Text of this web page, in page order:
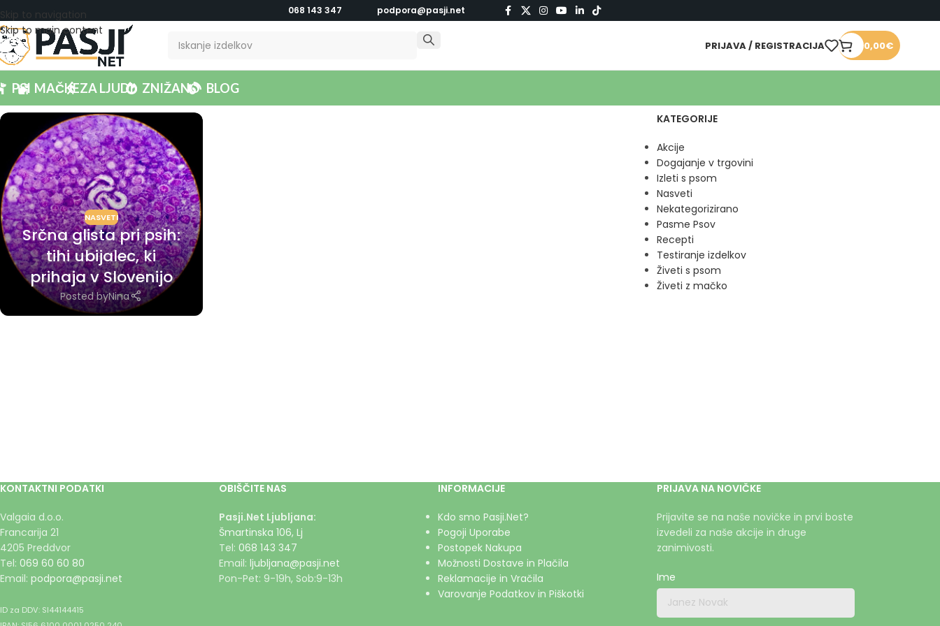
Skip to navigation
Skip to main content
068 143 347 podpora@pasji.net
PRIJAVA / REGISTRACIJA 0,00€
PSI MAČKEZA LJUDI ZNIŽANO BLOG
NASVETI
Srčna glista pri psih:
tihi ubijalec, ki
prihaja v Slovenijo
Posted byNina
KATEGORIJE
Akcije
Dogajanje v trgovini
Izleti s psom
Nasveti
Nekategorizirano
Pasme Psov
Recepti
Testiranje izdelkov
Živeti s psom
Živeti z mačko
KONTAKTNI PODATKI
Valgaia d.o.o.
Francarija 21
4205 Preddvor
Tel: 069 60 60 80
Email: podpora@pasji.net
ID za DDV: SI44144415
OBIŠČITE NAS
Pasji.Net Ljubljana:
Šmartinska 106, Lj
Tel: 068 143 347
Email: ljubljana@pasji.net
Pon-Pet: 9-19h, Sob:9-13h
INFORMACIJE
Kdo smo Pasji.Net?
Pogoji Uporabe
Postopek Nakupa
Možnosti Dostave in Plačila
Reklamacije in Vračila
Varovanje Podatkov in Piškotki
PRIJAVA NA NOVIČKE
Prijavite se na naše novičke in prvi boste
izvedeli za naše akcije in druge
zanimivosti.
Ime